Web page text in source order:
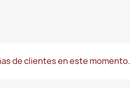
de clientes en este momento.